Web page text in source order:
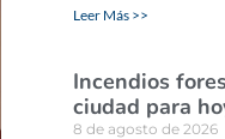
Leer Más >>
Incendios
ciudad para
8 de agosto de 2026